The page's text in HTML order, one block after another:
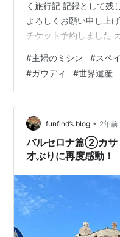
く旅行記 記録として残
よろしくお願い申し上
チケット予約しました
た。 スペインといえば
ァミリアと言えばガウ
ロナで 有名なアール・
に、 TVで芦田愛菜ち
アについて語ってまし
に感動して、 …
#主婦のミシン #スペ
#ガウディ #世界遺産
funfind’s blog • 2年前
バルセロナ篇②カサ
才ぶりに再度感動！